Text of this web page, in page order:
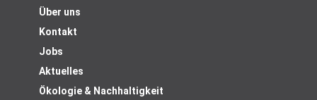
Über uns
Kontakt
Jobs
Aktuelles
Ökologie & Nachhaltigkeit